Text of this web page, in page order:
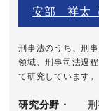
安部 祥太
刑事法のうち、刑
領域、刑事司法過
て研究しています。
研究分野・